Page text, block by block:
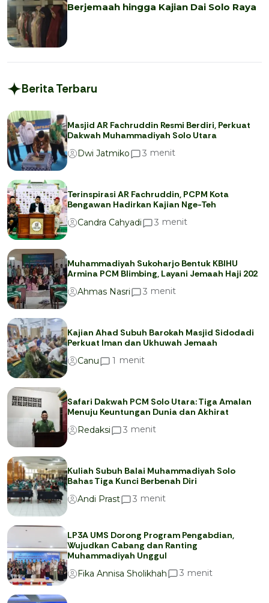
Berjemaah hingga Kajian Dai Solo Raya
Berita Terbaru
Masjid AR Fachruddin Resmi Berdiri, Perkuat
Dakwah Muhammadiyah Solo Utara
Dwi Jatmiko
3 menit
Terinspirasi AR Fachruddin, PCPM Kota
Bengawan Hadirkan Kajian Nge-Teh
Candra Cahyadi
3 menit
Muhammadiyah Sukoharjo Bentuk KBIHU
Armina PCM Blimbing, Layani Jemaah Haji 202
Ahmas Nasri
3 menit
Kajian Ahad Subuh Barokah Masjid Sidodadi
Perkuat Iman dan Ukhuwah Jemaah
Canu
1 menit
Safari Dakwah PCM Solo Utara: Tiga Amalan
Menuju Keuntungan Dunia dan Akhirat
Redaksi
3 menit
Kuliah Subuh Balai Muhammadiyah Solo
Bahas Tiga Kunci Berbenah Diri
Andi Prast
3 menit
LP3A UMS Dorong Program Pengabdian,
Wujudkan Cabang dan Ranting
Muhammadiyah Unggul
Fika Annisa Sholikhah
3 menit